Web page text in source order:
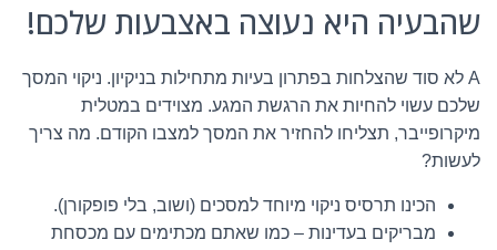
שהבעיה היא נעוצה באצבעות שלכם!
A לא סוד שהצלחות בפתרון בעיות מתחילות בניקיון. ניקוי המסך
שלכם עשוי להחיות את הרגשת המגע. מצוידים במטלית
מיקרופייבר, תצליחו להחזיר את המסך למצבו הקודם. מה צריך
לעשות?
הכינו תרסיס ניקוי מיוחד למסכים (ושוב, בלי פופקורן).
מבריקים בעדינות – כמו שאתם מכתימים עם מכסחת